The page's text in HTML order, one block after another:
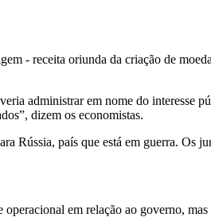
- receita oriunda da criação de
administrar em nome do interesse
dizem os economistas.
Rússia, país que está em guerra.
em relação ao governo,